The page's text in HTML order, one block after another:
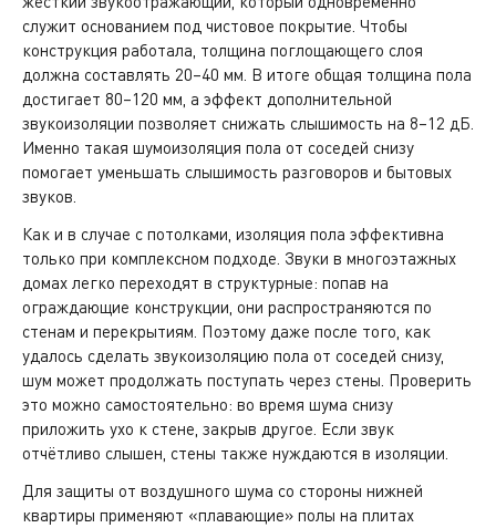
служит основанием под чистовое покрытие. Чтобы
конструкция работала, толщина поглощающего слоя
должна составлять 20–40 мм. В итоге общая толщина пола
достигает 80–120 мм, а эффект дополнительной
звукоизоляции позволяет снижать слышимость на 8–12 дБ.
Именно такая шумоизоляция пола от соседей снизу
помогает уменьшать слышимость разговоров и бытовых
звуков.
Как и в случае с потолками, изоляция пола эффективна
только при комплексном подходе. Звуки в многоэтажных
домах легко переходят в структурные: попав на
ограждающие конструкции, они распространяются по
стенам и перекрытиям. Поэтому даже после того, как
удалось сделать звукоизоляцию пола от соседей снизу,
шум может продолжать поступать через стены. Проверить
это можно самостоятельно: во время шума снизу
приложить ухо к стене, закрыв другое. Если звук
отчётливо слышен, стены также нуждаются в изоляции.
Для защиты от воздушного шума со стороны нижней
квартиры применяют «плавающие» полы на плитах